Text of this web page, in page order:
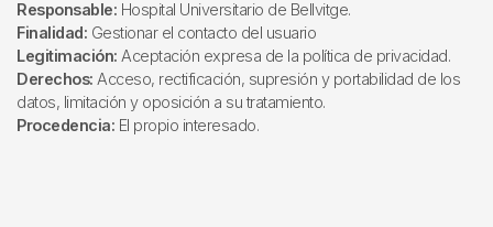
Responsable: Hospital Universitario de Bellvitge.
Finalidad: Gestionar el contacto del usuario
Legitimación: Aceptación expresa de la política de privacidad.
Derechos: Acceso, rectificación, supresión y portabilidad de los
datos, limitación y oposición a su tratamiento.
Procedencia: El propio interesado.